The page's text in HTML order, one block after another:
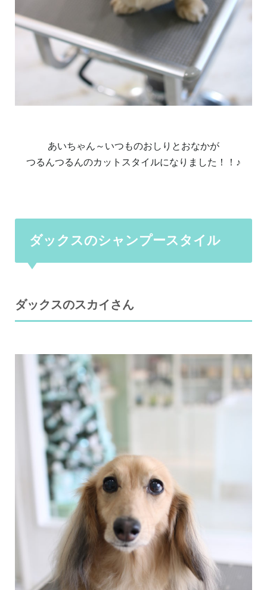
あいちゃん～いつものおしりとおなかが
つるんつるんのカットスタイルになりました！！♪
ダックスのシャンプースタイル
ダックスのスカイさん